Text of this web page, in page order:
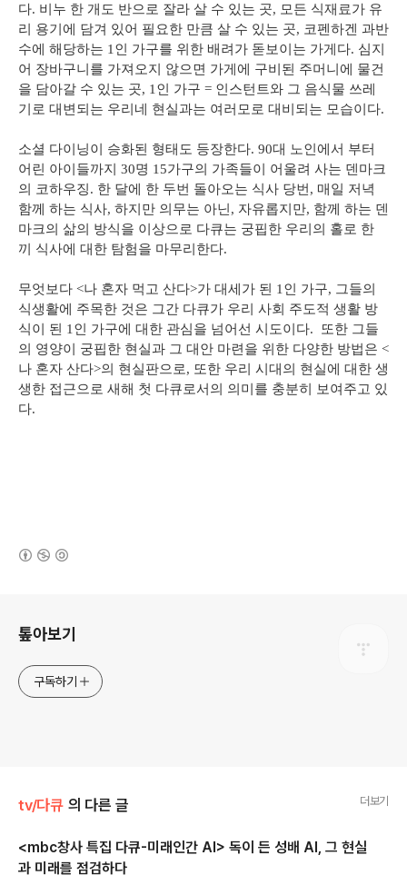
다. 비누 한 개도 반으로 잘라 살 수 있는 곳, 모든 식재료가 유
리 용기에 담겨 있어 필요한 만큼 살 수 있는 곳, 코펜하겐 과반
수에 해당하는 1인 가구를 위한 배려가 돋보이는 가게다. 심지
어 장바구니를 가져오지 않으면 가게에 구비된 주머니에 물건
을 담아갈 수 있는 곳, 1인 가구 = 인스턴트와 그 음식물 쓰레
기로 대변되는 우리네 현실과는 여러모로 대비되는 모습이다.
소셜 다이닝이 승화된 형태도 등장한다. 90대 노인에서 부터
어린 아이들까지 30명 15가구의 가족들이 어울려 사는 덴마크
의 코하우징. 한 달에 한 두번 돌아오는 식사 당번, 매일 저녁
함께 하는 식사, 하지만 의무는 아닌, 자유롭지만, 함께 하는 덴
마크의 삶의 방식을 이상으로 다큐는 궁핍한 우리의 홀로 한
끼 식사에 대한 탐험을 마무리한다.
무엇보다 <나 혼자 먹고 산다>가 대세가 된 1인 가구, 그들의
식생활에 주목한 것은 그간 다큐가 우리 사회 주도적 생활 방
식이 된 1인 가구에 대한 관심을 넘어선 시도이다. 또한 그들
의 영양이 궁핍한 현실과 그 대안 마련을 위한 다양한 방법은 <
나 혼자 산다>의 현실판으로, 또한 우리 시대의 현실에 대한 생
생한 접근으로 새해 첫 다큐로서의 의미를 충분히 보여주고 있
다.
톺아보기
구독하기
tv/다큐 의 다른 글 더보기
<mbc창사 특집 다큐-미래인간 AI> 독이 든 성배 AI, 그 현실
과 미래를 점검하다